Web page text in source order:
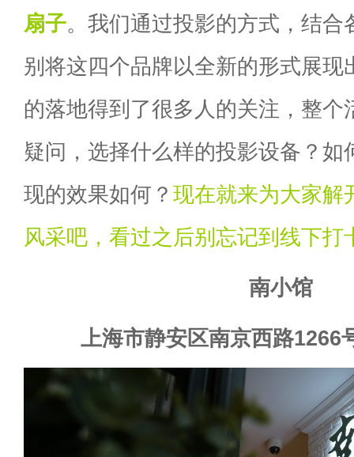
扇子。我们通过投影的方式，结合
别将这四个品牌以全新的形式展现
的落地得到了很多人的关注，整个
疑问，选择什么样的投影设备？如
现的效果如何？ 现在就来为大家解
风采吧，看过之后别忘记到线下打
南小馆
上海市静安区南京西路1266